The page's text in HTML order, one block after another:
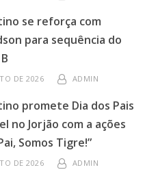
se reforça com
para sequência do
DE 2026 ADMIN
promete Dia dos Pais
no Jorjão com a ações
Somos Tigre!”
DE 2026 ADMIN